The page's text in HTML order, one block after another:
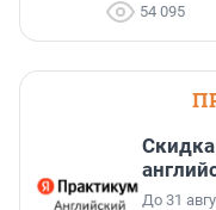
54 095
До 31